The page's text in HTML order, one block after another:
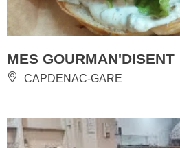
MES GOURMAN'DISENT
CAPDENAC-GARE